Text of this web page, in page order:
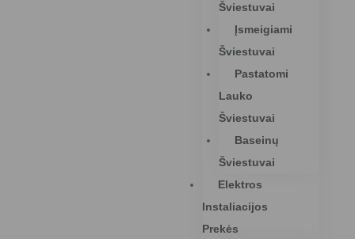
Šviestuvai
Įsmeigiami
Šviestuvai
Pastatomi
Lauko
Šviestuvai
Baseinų
Šviestuvai
Elektros
Instaliacijos
Prekės